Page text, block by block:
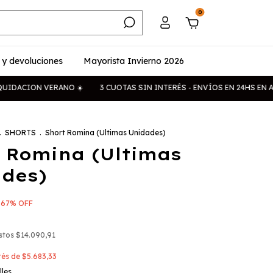
0
devoluciones Mayorista Invierno 2026
VERANO ☀️ 3 CUOTAS SIN INTERÉS - ENVÍOS EN 24HS EN AMBA
. SHORTS . Short Romina (Ultimas Unidades)
(Ultimas
67% OFF
$14.090,91
de $5.683,33